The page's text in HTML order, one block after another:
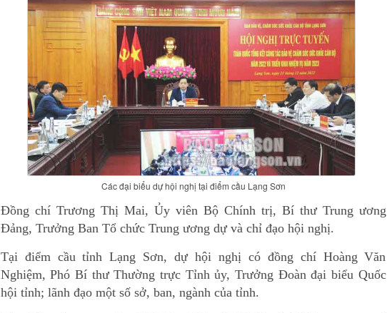
Các đại biểu dự hội nghị tại điểm cầu Lạng Sơn
Đồng chí Trương Thị Mai, Ủy viên Bộ Chính trị, Bí thư Trung ương
Đảng, Trưởng Ban Tổ chức Trung ương dự và chỉ đạo hội nghị.
Tại điểm cầu tỉnh Lạng Sơn, dự hội nghị có đồng chí Hoàng Văn
Nghiệm, Phó Bí thư Thường trực Tỉnh ủy, Trưởng Đoàn đại biểu Quốc
hội tỉnh; lãnh đạo một số sở, ban, ngành của tỉnh.